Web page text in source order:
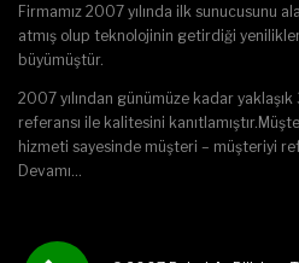
Firmamız 2007 yılında ilk sunucusunu
atmış olup teknolojinin getirdiği
büyümüştür.
2007 yılından günümüze kadar
referansı ile kalitesini
hizmeti sayesinde müşteri – müşteriyi
Devamı…